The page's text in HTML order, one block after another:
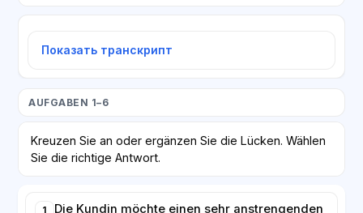
Показать транскрипт
AUFGABEN 1–6
Kreuzen Sie an oder ergänzen Sie die Lücken. Wählen
Sie die richtige Antwort.
1
Die Kundin möchte einen sehr anstrengenden